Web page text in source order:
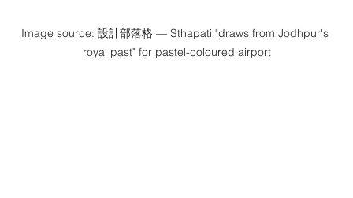
Image source: 設計部落格 — Sthapati "draws from Jodhpur's
royal past" for pastel-coloured airport